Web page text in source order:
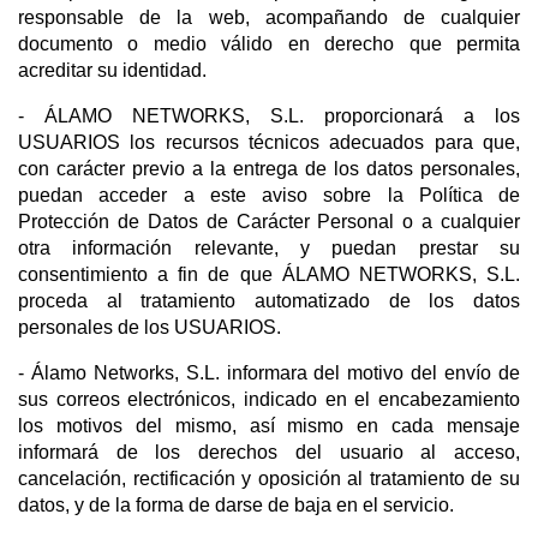
responsable de la web, acompañando de cualquier
documento o medio válido en derecho que permita
acreditar su identidad.
- ÁLAMO NETWORKS, S.L. proporcionará a los
USUARIOS los recursos técnicos adecuados para que,
con carácter previo a la entrega de los datos personales,
puedan acceder a este aviso sobre la Política de
Protección de Datos de Carácter Personal o a cualquier
otra información relevante, y puedan prestar su
consentimiento a fin de que ÁLAMO NETWORKS, S.L.
proceda al tratamiento automatizado de los datos
personales de los USUARIOS.
- Álamo Networks, S.L. informara del motivo del envío de
sus correos electrónicos, indicado en el encabezamiento
los motivos del mismo, así mismo en cada mensaje
informará de los derechos del usuario al acceso,
cancelación, rectificación y oposición al tratamiento de su
datos, y de la forma de darse de baja en el servicio.